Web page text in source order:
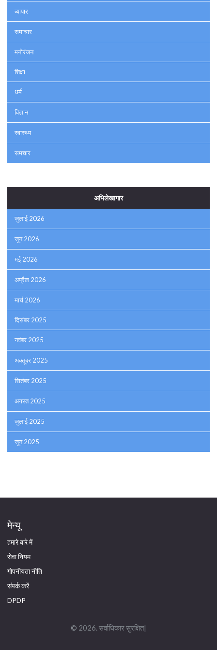
व्यापार
समाचार
मनोरंजन
शिक्षा
धर्म
विज्ञान
स्वास्थ्य
समचार
अभिलेखागार
जुलाई 2026
जून 2026
मई 2026
अप्रैल 2026
मार्च 2026
दिसंबर 2025
नवंबर 2025
अक्तूबर 2025
सितंबर 2025
अगस्त 2025
जुलाई 2025
जून 2025
मेन्यू
हमारे बारे में
सेवा नियम
गोपनीयता नीति
संपर्क करें
DPDP
© 2026. सर्वाधिकार सुरक्षित|